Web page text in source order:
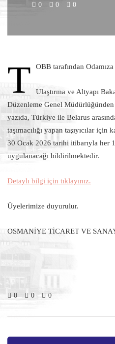
0 0 0
T OBB tarafından
Ulaştırma ve Altyapı
Düzenleme Genel
yazıda, Türkiye ile Belarus
taşımacılığı yapan taşıyıcılar
30 Ocak 2026 tarihi itibarıyla her
uygulanacağı bildirilmektedir.
Detaylı bilgi için tıklayınız.
Üyelerimize duyurulur.
OSMANİYE TİCARET VE
0 0 0